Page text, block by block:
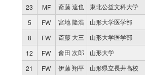
23
MF 斎藤 達也 東北公益文科大学
5
FW 宮地 隆浩 山形大学医学部
8
FW 斎藤 大三 山形大学医学部
12
FW 會田 次郎 山形大学
21
FW 伊藤 翔平 山形県立長井高校